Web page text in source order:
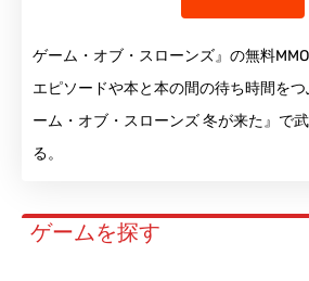
ゲーム・オブ・スローンズ』の無料
エピソードや本と本の間の待ち時間を
ーム・オブ・スローンズ 冬が来た』で
る。
ゲームを探す